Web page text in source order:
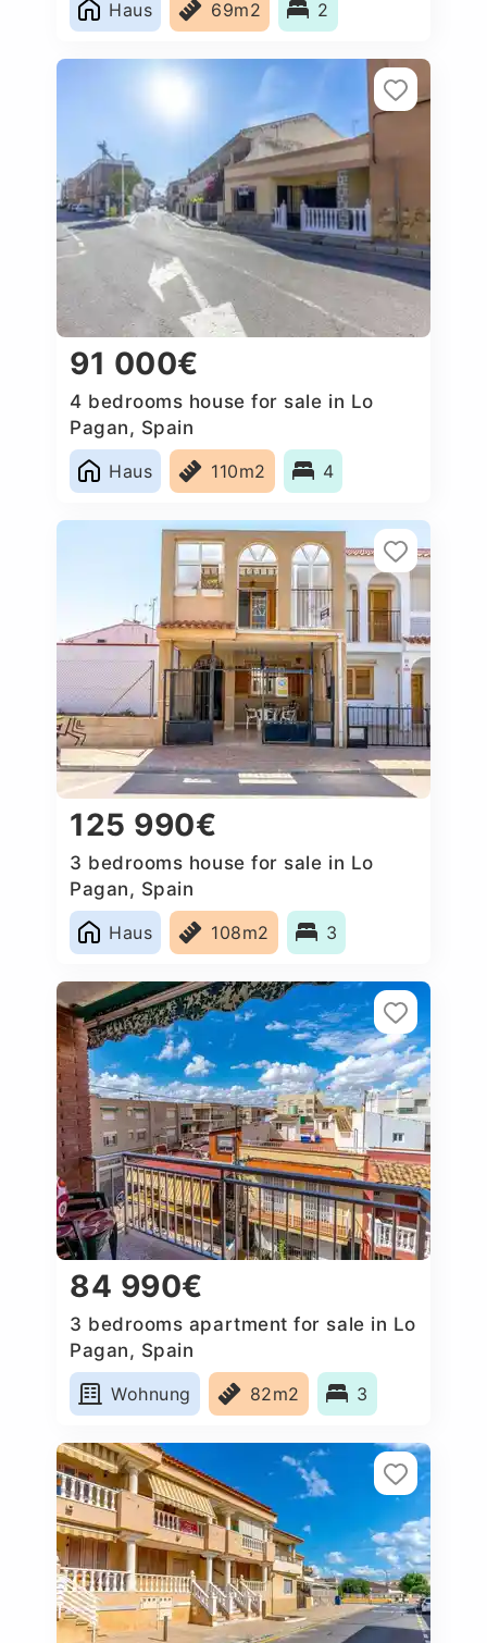
Haus 69m2 2
91 000€
4 bedrooms house for sale in Lo
Pagan, Spain
Haus
110m2 4
125 990€
3 bedrooms house for sale in Lo
Pagan, Spain
Haus
108m2 3
84 990€
3 bedrooms apartment for sale in Lo
Pagan, Spain
Wohnung
82m2 3